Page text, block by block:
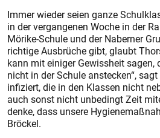
Immer wieder seien ganze
in der vergangenen Woche in der
Mörike-Schule und der Naberner
richtige Ausbrüche gibt, glaubt
kann mit einiger Gewissheit sagen,
nicht in der Schule anstecken“,
infiziert, die in den Klassen nicht
auch sonst nicht unbedingt Zeit
denke, dass unsere
Bröckel.